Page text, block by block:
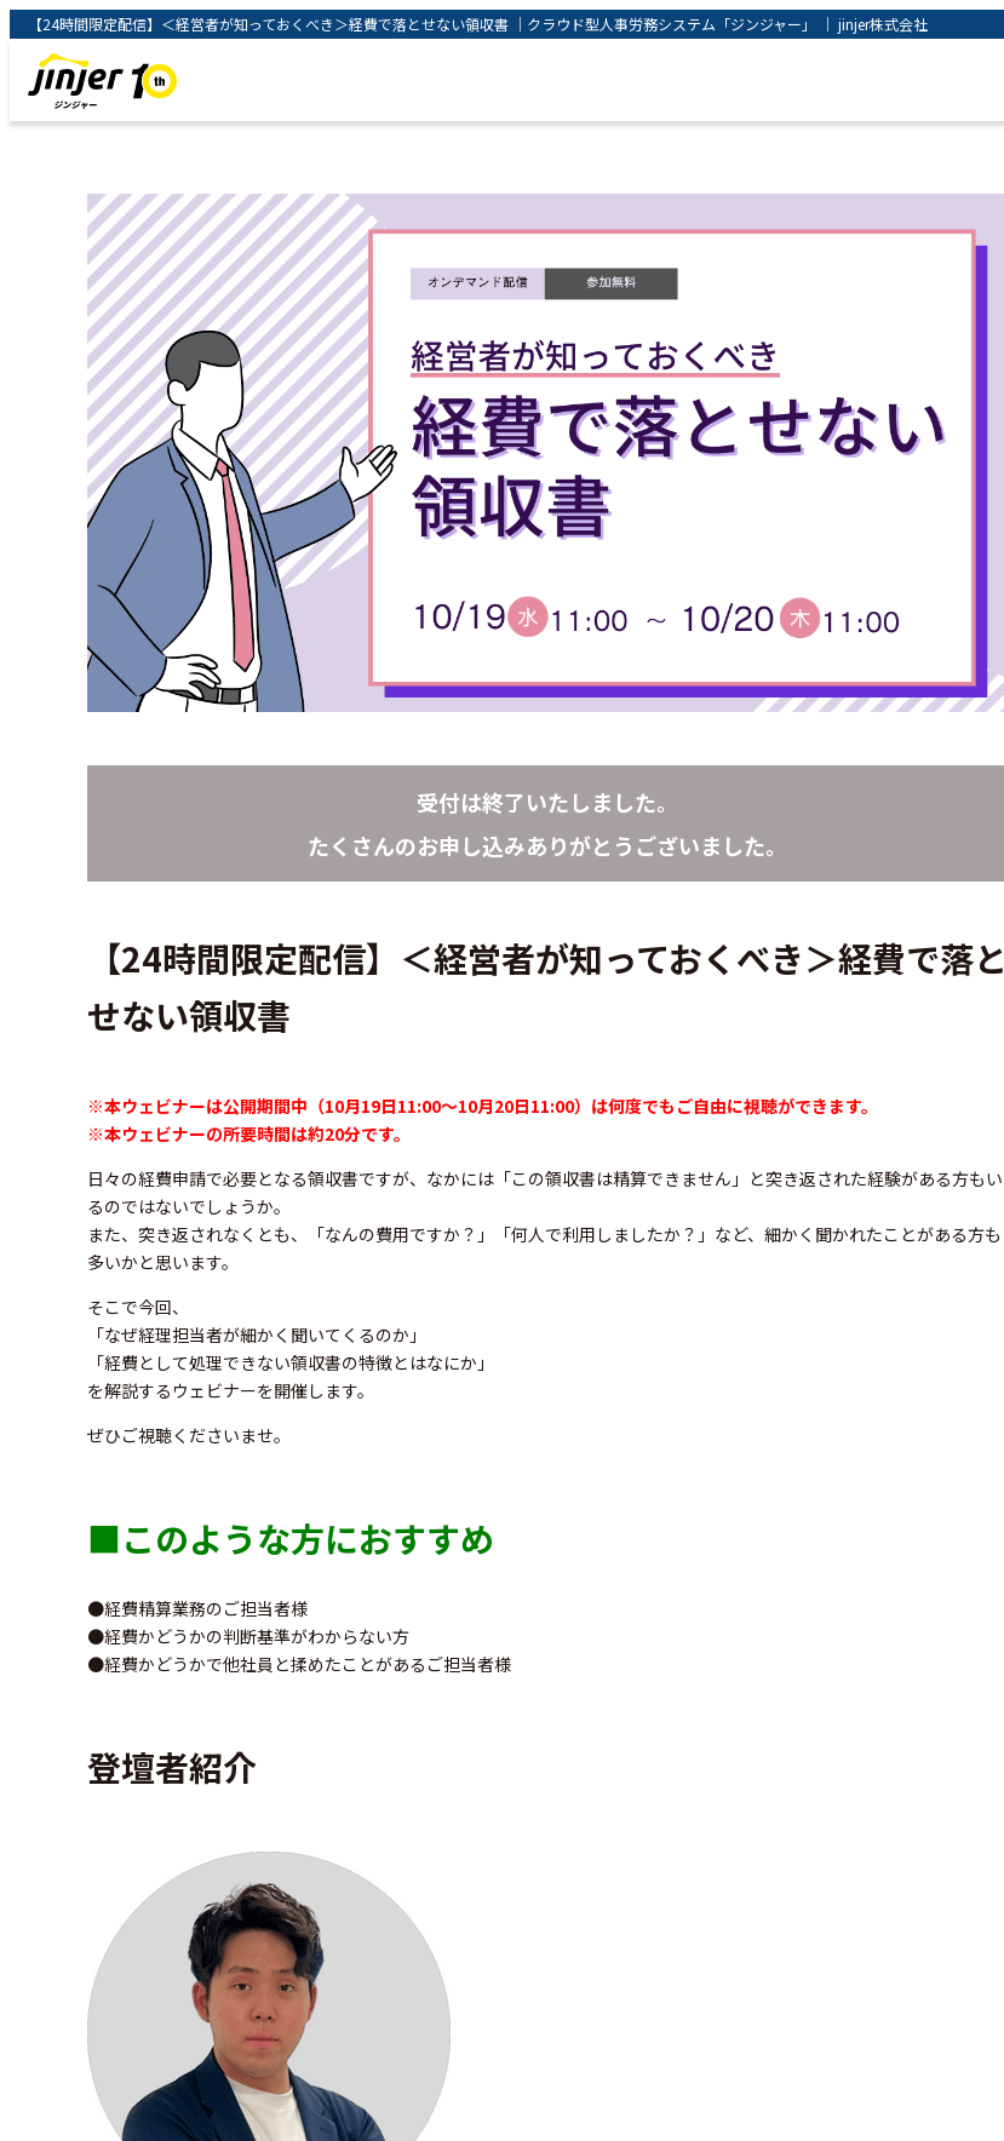
【24時間限定配信】＜経営者が知っておくべき＞経費で落とせない領収書 ｜クラウド型人事労務システム「ジンジャー」 ｜ jinjer株式会社
受付は終了いたしました。
たくさんのお申し込みありがとうございました。
【24時間限定配信】＜経営者が知っておくべき＞経費で落と
せない領収書
※本ウェビナーは公開期間中（10月19日11:00～10月20日11:00）は何度でもご自由に視聴ができます。
※本ウェビナーの所要時間は約20分です。
日々の経費申請で必要となる領収書ですが、なかには「この領収書は精算できません」と突き返された経験がある方もい
るのではないでしょうか。
また、突き返されなくとも、「なんの費用ですか？」「何人で利用しましたか？」など、細かく聞かれたことがある方も
多いかと思います。
そこで今回、
「なぜ経理担当者が細かく聞いてくるのか」
「経費として処理できない領収書の特徴とはなにか」
を解説するウェビナーを開催します。
ぜひご視聴くださいませ。
■このような方におすすめ
●経費精算業務のご担当者様
●経費かどうかの判断基準がわからない方
●経費かどうかで他社員と揉めたことがあるご担当者様
登壇者紹介